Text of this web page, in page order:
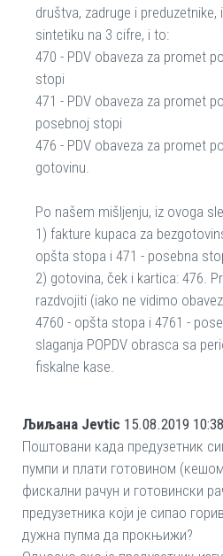
društva, zadruge i
sintetiku na 3 cifre, i to:
470 - PDV obaveza za promet
stopi
471 - PDV obaveza za promet
posebnoj stopi
476 - PDV obaveza za promet
gotovinu.
Po našem mišljenju, iz ovoga
1) fakture kupaca za
opšta stopa i 471 - posebna
2) gotovina, ček i kartica: 476.
razdvojiti (iako ne vidimo
4760 - opšta stopa i 4761 -
slaganja POPDV obrasca sa
fiskalne kase.
Љиљана Jevtic 15.08.2019 10:38
Поштовани када предузетник
пумпи и плати готовином
фискални рачун и готовински
предузетника који је сипао
дужна пупма да прокњижи?